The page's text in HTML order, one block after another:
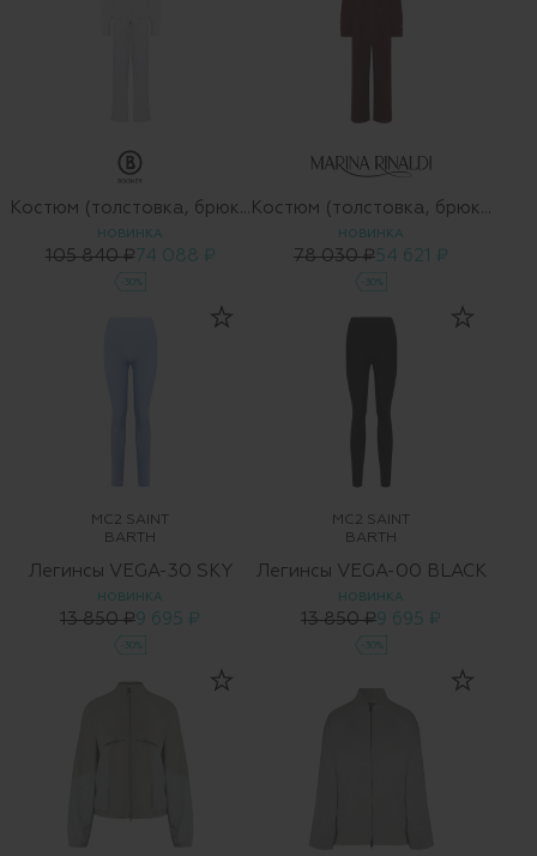
Костюм (толстовка, брюки)
НОВИНКА
105 840 ₽ 74 088 ₽
-30%
Костюм (толстовка, брюки)
НОВИНКА
78 030 ₽54 621 ₽
-30%
MC2 SAINT
BARTH
Легинсы VEGA-30 SKY
НОВИНКА
13 850 ₽9 695 ₽
-30%
MC2 SAINT
BARTH
Легинсы VEGA-00 BLACK
НОВИНКА
13 850 ₽9 695 ₽
-30%